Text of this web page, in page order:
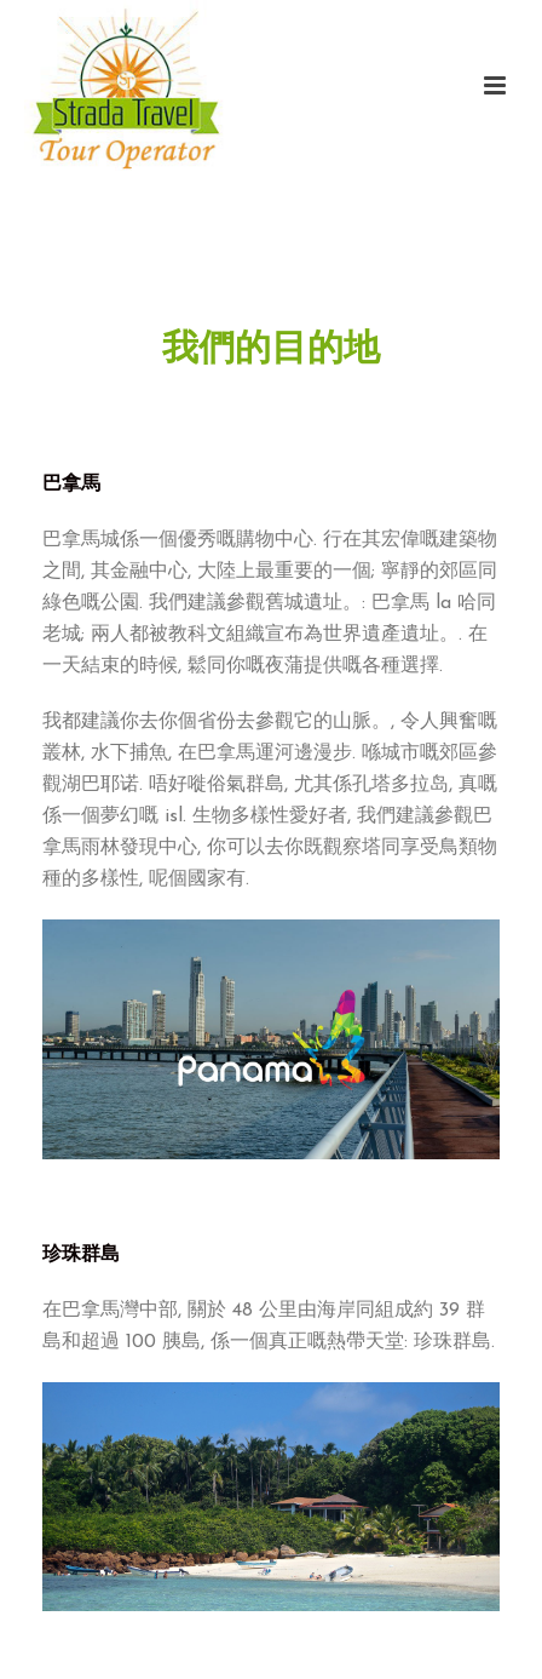
我們的目的地
巴拿馬
巴拿馬城係一個優秀嘅購物中心. 行在其宏偉嘅建築物
之間, 其金融中心, 大陸上最重要的一個; 寧靜的郊區同
綠色嘅公園. 我們建議參觀舊城遺址。: 巴拿馬 la 哈同
老城; 兩人都被教科文組織宣布為世界遺產遺址。. 在
一天結束的時候, 鬆同你嘅夜蒲提供嘅各種選擇.
我都建議你去你個省份去參觀它的山脈。, 令人興奮嘅
叢林, 水下捕魚, 在巴拿馬運河邊漫步. 喺城市嘅郊區參
觀湖巴耶诺. 唔好嘥俗氣群島, 尤其係孔塔多拉岛, 真嘅
係一個夢幻嘅 isl. 生物多樣性愛好者, 我們建議參觀巴
拿馬雨林發現中心, 你可以去你既觀察塔同享受鳥類物
種的多樣性, 呢個國家有.
珍珠群島
在巴拿馬灣中部, 關於 48 公里由海岸同組成約 39 群
島和超過 100 胰島, 係一個真正嘅熱帶天堂: 珍珠群島.